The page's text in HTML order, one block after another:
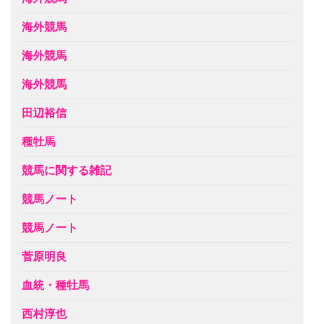
海外競馬
海外競馬
海外競馬
田辺裕信
種牡馬
競馬に関する雑記
競馬ノート
競馬ノート
菅原明良
血統・種牡馬
西村淳也